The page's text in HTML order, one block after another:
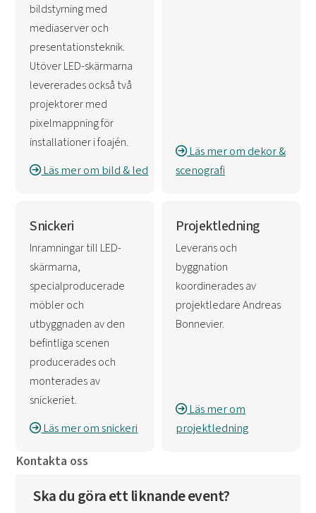
bildstyrning med
mediaserver och
presentationsteknik.
Utöver LED-skärmarna
levererades också två
projektorer med
pixelmappning för
installationer i foajén.
Läs mer om bild & led
Läs mer om dekor &
scenografi
Snickeri
Inramningar till LED-
skärmarna,
specialproducerade
möbler och
utbyggnaden av den
befintliga scenen
producerades och
monterades av
snickeriet.
Läs mer om snickeri
Projektledning
Leverans och
byggnation
koordinerades av
projektledare Andreas
Bonnevier.
Läs mer om
projektledning
Kontakta oss
Ska du göra ett liknande event?